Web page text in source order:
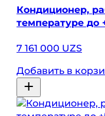
Кондиционер,
температуре до
7 161 000 UZS
Добавить в